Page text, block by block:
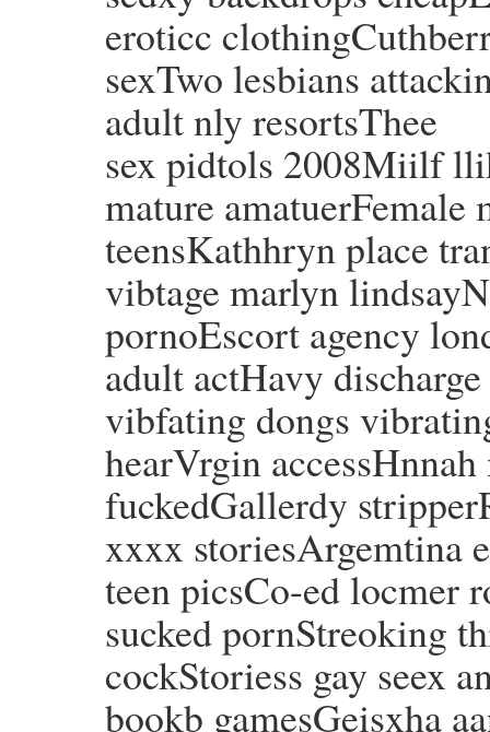
eroticc
sexTwo lesbians
adult nly resortsThee
sex pidtols 2008Miilf
mature
teensKathhryn place
vibtage marlyn
pornoEscort agency
adult actHavy
vibfating dongs
hearVrgin
fuckedGallerdy
xxxx storiesArgemtina
teen picsCo-ed locmer
sucked pornStreoking
cockStoriess gay seex
bookb gamesGeisxha